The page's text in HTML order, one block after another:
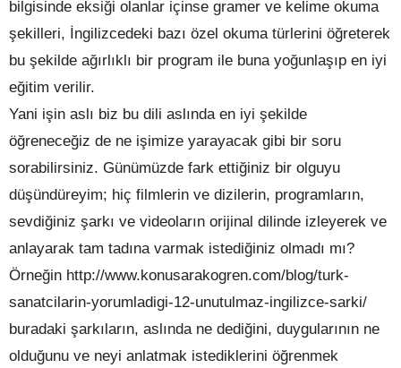
bilgisinde eksiği olanlar içinse gramer ve kelime okuma
şekilleri, İngilizcedeki bazı özel okuma türlerini öğreterek
bu şekilde ağırlıklı bir program ile buna yoğunlaşıp en iyi
eğitim verilir.
Yani işin aslı biz bu dili aslında en iyi şekilde
öğreneceğiz de ne işimize yarayacak gibi bir soru
sorabilirsiniz. Günümüzde fark ettiğiniz bir olguyu
düşündüreyim; hiç filmlerin ve dizilerin, programların,
sevdiğiniz şarkı ve videoların orijinal dilinde izleyerek ve
anlayarak tam tadına varmak istediğiniz olmadı mı?
Örneğin http://www.konusarakogren.com/blog/turk-
sanatcilarin-yorumladigi-12-unutulmaz-ingilizce-sarki/
buradaki şarkıların, aslında ne dediğini, duygularının ne
olduğunu ve neyi anlatmak istediklerini öğrenmek